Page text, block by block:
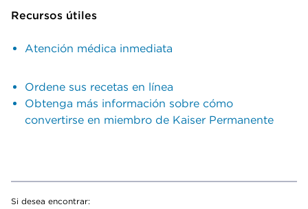
Recursos útiles
Atención médica inmediata
Ordene sus recetas en línea
Obtenga más información sobre cómo
convertirse en miembro de Kaiser Permanente
Si desea encontrar: